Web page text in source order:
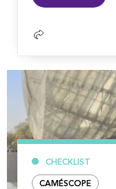
CHECKLIST
CAMÉSCOPE